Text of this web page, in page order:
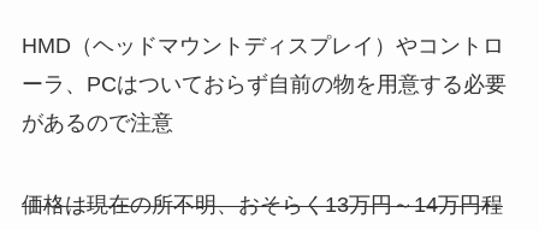
HMD（ヘッドマウントディスプレイ）やコントロ
ーラ、PCはついておらず自前の物を用意する必要
があるので注意
価格は現在の所不明、おそらく13万円～14万円程